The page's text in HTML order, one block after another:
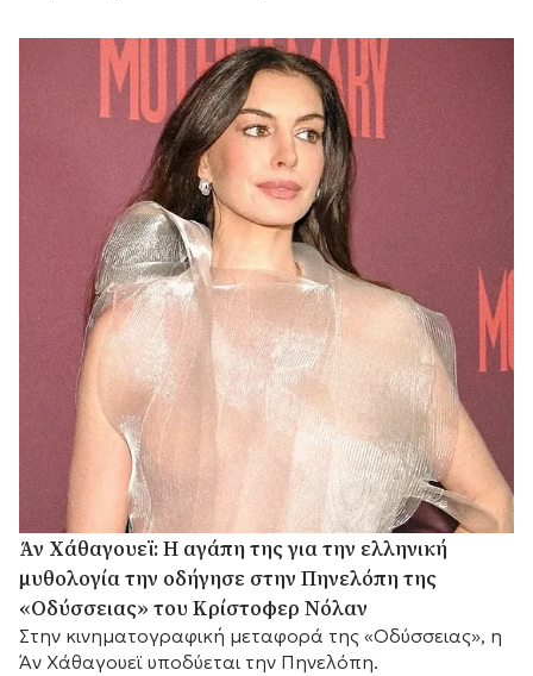
Άν Χάθαγουεϊ: Η αγάπη της για την ελληνική
μυθολογία την οδήγησε στην Πηνελόπη της
«Οδύσσειας» του Κρίστοφερ Νόλαν
Στην κινηματογραφική μεταφορά της «Οδύσσειας», η
Άν Χάθαγουεϊ υποδύεται την Πηνελόπη.